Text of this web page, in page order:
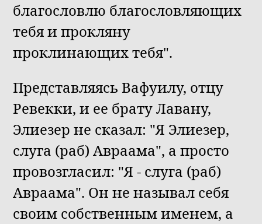
благословлю благословляющих
тебя и прокляну
проклинающих тебя".
Представляясь Вафуилу, отцу
Ревекки, и ее брату Лавану,
Элиезер не сказал: "Я Элиезер,
слуга (раб) Авраама", а просто
провозгласил: "Я - слуга (раб)
Авраама". Он не называл себя
своим собственным именем, а